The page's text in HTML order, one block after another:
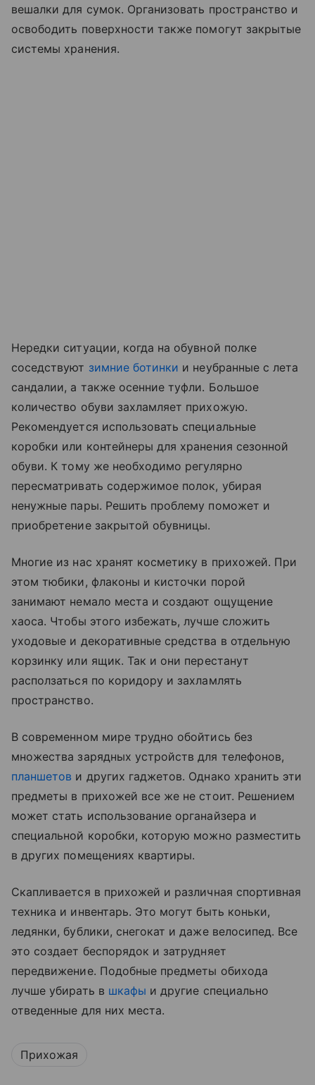
вешалки для сумок. Организовать пространство и
освободить поверхности также помогут закрытые
системы хранения.
Нередки ситуации, когда на обувной полке
соседствуют зимние ботинки и неубранные с лета
сандалии, а также осенние туфли. Большое
количество обуви захламляет прихожую.
Рекомендуется использовать специальные
коробки или контейнеры для хранения сезонной
обуви. К тому же необходимо регулярно
пересматривать содержимое полок, убирая
ненужные пары. Решить проблему поможет и
приобретение закрытой обувницы.
Многие из нас хранят косметику в прихожей. При
этом тюбики, флаконы и кисточки порой
занимают немало места и создают ощущение
хаоса. Чтобы этого избежать, лучше сложить
уходовые и декоративные средства в отдельную
корзинку или ящик. Так и они перестанут
расползаться по коридору и захламлять
пространство.
В современном мире трудно обойтись без
множества зарядных устройств для телефонов,
планшетов и других гаджетов. Однако хранить эти
предметы в прихожей все же не стоит. Решением
может стать использование органайзера и
специальной коробки, которую можно разместить
в других помещениях квартиры.
Скапливается в прихожей и различная спортивная
техника и инвентарь. Это могут быть коньки,
ледянки, бублики, снегокат и даже велосипед. Все
это создает беспорядок и затрудняет
передвижение. Подобные предметы обихода
лучше убирать в шкафы и другие специально
отведенные для них места.
Прихожая